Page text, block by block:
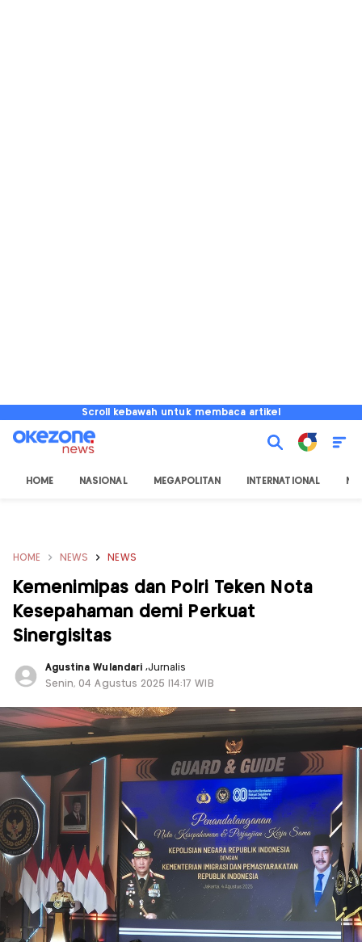
Scroll kebawah untuk membaca artikel
HOME NASIONAL MEGAPOLITAN INTERNATIONAL
HOME NEWS NEWS
Kemenimipas dan Polri Teken Nota
Kesepahaman demi Perkuat
Sinergisitas
Agustina Wulandari ,Jurnalis
Senin, 04 Agustus 2025 |14:17 WIB